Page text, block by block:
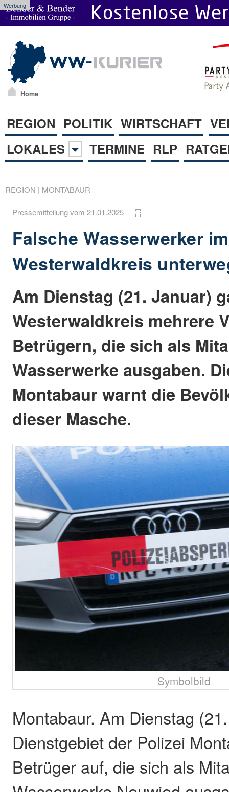
Werbung
Home
REGION POLITIK WIRTSCHAFT
LOKALES
TERMINE RLP
REGION | MONTABAUR
Pressemitteilung vom 21.01.2025
Falsche Wasserwerker im
Westerwaldkreis
Am Dienstag (21. Januar)
Westerwaldkreis mehrere
Betrügern, die sich als
Wasserwerke ausgaben.
Montabaur warnt die
dieser Masche.
Symbolbild
Montabaur. Am Dienstag
Dienstgebiet der Polizei
Betrüger auf, die sich als